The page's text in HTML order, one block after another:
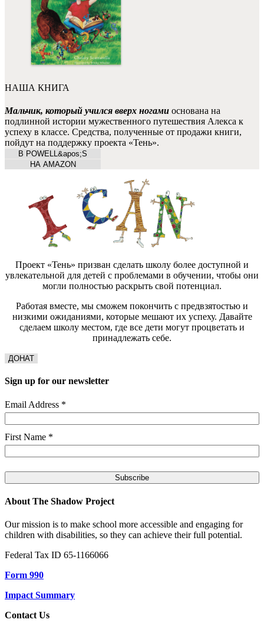
НАША КНИГА
Мальчик, который учился вверх ногами основана на
подлинной истории мужественного путешествия Алекса к
успеху в классе. Средства, полученные от продажи книги,
пойдут на поддержку проекта «Тень».
В POWELL&apos;S
НА AMAZON
Проект «Тень» призван сделать школу более доступной и
увлекательной для детей с проблемами в обучении, чтобы они
могли полностью раскрыть свой потенциал.
Работая вместе, мы сможем покончить с предвзятостью и
низкими ожиданиями, которые мешают их успеху. Давайте
сделаем школу местом, где все дети могут процветать и
принадлежать себе.
ДОНАТ
Sign up for our newsletter
Email Address *
First Name *
About The Shadow Project
Our mission is to make school more accessible and engaging for
children with disabilities, so they can achieve their full potential.
Federal Tax ID 65-1166066
Form 990
Impact Summary
Contact Us